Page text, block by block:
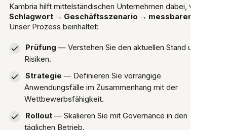
Kambria hilft mittelständischen Unternehmen dabei, von
Schlagwort → Geschäftsszenario → messbarer ROI
Unser Prozess beinhaltet:
Prüfung — Verstehen Sie den aktuellen Stand und die
Risiken.
Strategie — Definieren Sie vorrangige
Anwendungsfälle im Zusammenhang mit der
Wettbewerbsfähigkeit.
Rollout — Skalieren Sie mit Governance in den
täglichen Betrieb.